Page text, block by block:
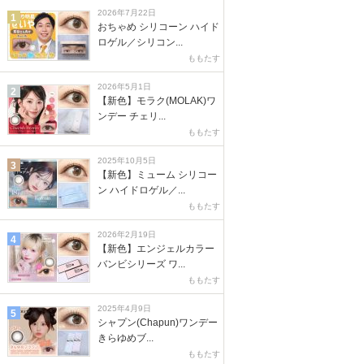
1 2026年7月22日
おちゃめ シリコーン ハイド
ロゲル／シリコン...
ももたす
2 2026年5月1日
【新色】モラク(MOLAK)ワ
ンデー チェリ...
ももたす
3 2025年10月5日
【新色】ミューム シリコー
ン ハイドロゲル／...
ももたす
4 2026年2月19日
【新色】エンジェルカラー
バンビシリーズ ワ...
ももたす
5 2025年4月9日
シャプン(Chapun)ワンデー
きらゆめブ...
ももたす